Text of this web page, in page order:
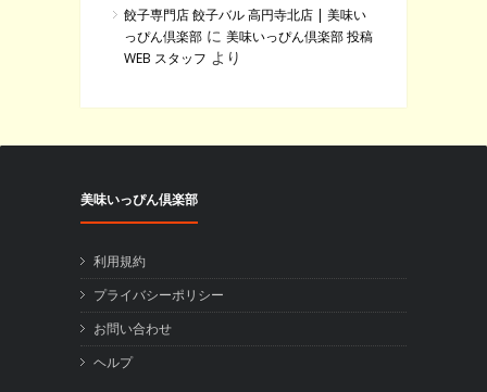
餃子専門店 餃子バル 高円寺北店 | 美味い
っぴん倶楽部 に 美味いっぴん倶楽部 投稿
WEB スタッフ より
美味いっぴん倶楽部
利用規約
プライバシーポリシー
お問い合わせ
ヘルプ